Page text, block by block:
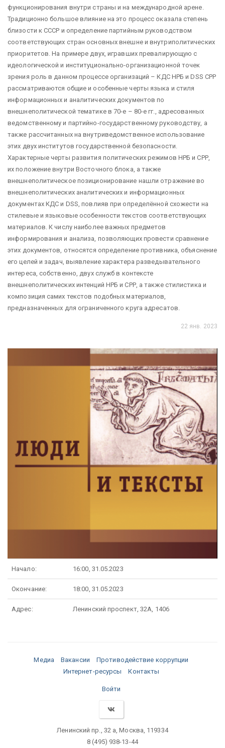
функционирования внутри страны и на международной арене.
Традиционно большое влияние на это процесс оказала степень
близости к СССР и определение партийным руководством
соответствующих стран основных внешне и внутриполитических
приоритетов. На примере двух, игравших превалирующую с
идеологической и институционально-организационной точек
зрения роль в данном процессе организаций – КДС НРБ и DSS СРР
рассматриваются общие и особенные черты языка и стиля
информационных и аналитических документов по
внешнеполитической тематике в 70-е – 80-е гг., адресованных
ведомственному и партийно-государственному руководству, а
также рассчитанных на внутриведомственное использование
этих двух институтов государственной безопасности.
Характерные черты развития политических режимов НРБ и СРР,
их положение внутри Восточного блока, а также
внешнеполитическое позиционирование нашли отражение во
внешнеполитических аналитических и информационных
документах КДС и DSS, повлияв при определённой схожести на
стилевые и языковые особенности текстов соответствующих
материалов. К числу наиболее важных предметов
информирования и анализа, позволяющих провести сравнение
этих документов, относятся определение противника, объяснение
его целей и задач, выявление характера разведывательного
интереса, собственно, двух служб в контексте
внешнеполитических интенций НРБ и СРР, а также стилистика и
композиция самих текстов подобных материалов,
предназначенных для ограниченного круга адресатов.
22 янв. 2023
Начало: 16:00, 31.05.2023
Окончание: 18:00, 31.05.2023
Адрес: Ленинский проспект, 32А, 1406
Медиа Вакансии
Противодействие коррупции
Интернет-ресурсы
Контакты
Войти
Ленинский пр., 32 а, Москва, 119334
8 (495) 938-13-44